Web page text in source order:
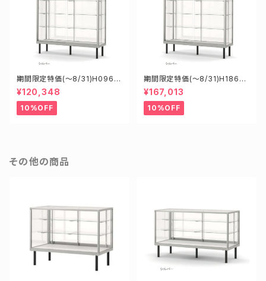
期間限定特価(～8/31)H0960
8S W900D600H1800mm
新型業務用ガラスケース ショー
ケース
¥120,348
10%OFF
期間限定特価(～8/31)H18605
S W1800D600H1500mm 新
型業務用ガラスケース ショーケ
ース
¥167,013
10%OFF
その他の商品